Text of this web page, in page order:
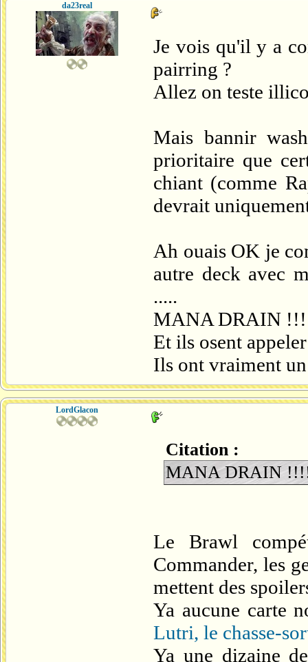
da23real
Je vois qu'il y a
pairring ?
Allez on teste
Mais bannir
prioritaire que
chiant (comme
devrait
Ah ouais OK je
autre deck avec
.....
MANA DRAIN
Et ils osent
Ils ont vraiment
LordGlacon
Citation :
MANA DRAIN
Le Brawl
Commander, les
mettent des
Ya aucune carte
Lutri, le chasse-
Ya une dizaine